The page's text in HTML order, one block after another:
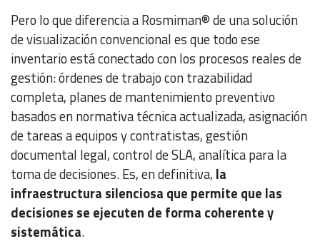
Pero lo que diferencia a Rosmiman® de una solución
de visualización convencional es que todo ese
inventario está conectado con los procesos reales de
gestión: órdenes de trabajo con trazabilidad
completa, planes de mantenimiento preventivo
basados en normativa técnica actualizada, asignación
de tareas a equipos y contratistas, gestión
documental legal, control de SLA, analítica para la
toma de decisiones. Es, en definitiva, la
infraestructura silenciosa que permite que las
decisiones se ejecuten de forma coherente y
sistemática.